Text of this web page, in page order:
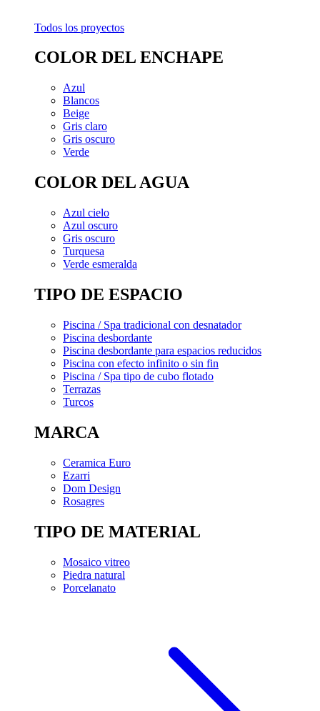
Todos los proyectos
COLOR DEL ENCHAPE
Azul
Blancos
Beige
Gris claro
Gris oscuro
Verde
COLOR DEL AGUA
Azul cielo
Azul oscuro
Gris oscuro
Turquesa
Verde esmeralda
TIPO DE ESPACIO
Piscina / Spa tradicional con desnatador
Piscina desbordante
Piscina desbordante para espacios reducidos
Piscina con efecto infinito o sin fin
Piscina / Spa tipo de cubo flotado
Terrazas
Turcos
MARCA
Ceramica Euro
Ezarri
Dom Design
Rosagres
TIPO DE MATERIAL
Mosaico vitreo
Piedra natural
Porcelanato